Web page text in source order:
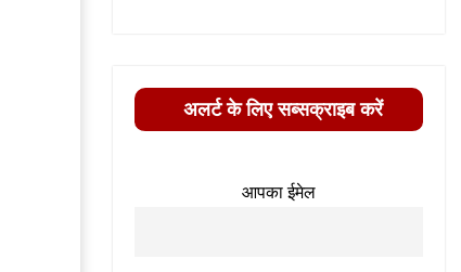
अलर्ट के लिए सब्सक्राइब करें
आपका ईमेल